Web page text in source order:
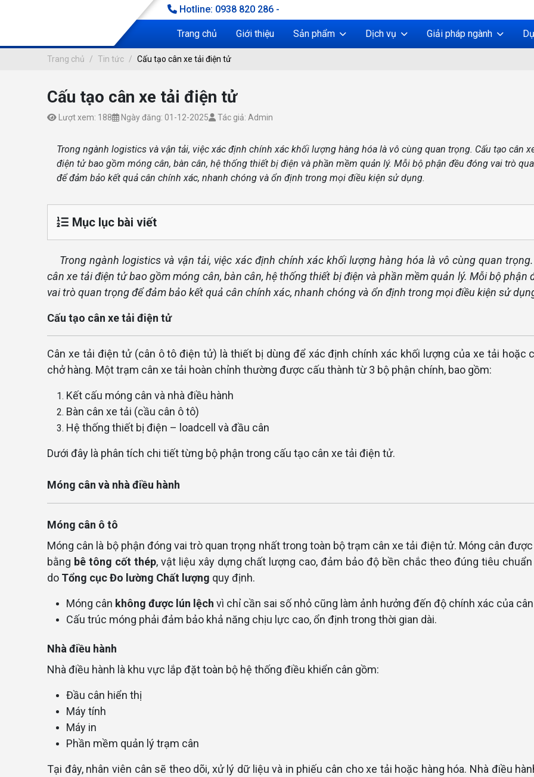
Hotline: 0938 820 286 -
Trang chủ Giới thiệu Sản phẩm Dịch vụ Giải pháp ngành
CẤU TẠO CÂN XE TẢI ĐIỆN TỬ
Trang chủ Tin tức Cấu tạo cân xe tải điện tử
Cấu tạo cân xe tải điện tử
Lượt xem: 188 Ngày đăng: 01-12-2025 Tác giả: Admin
Trong ngành logistics và vận tải, việc xác định chính xác khối lượng hàng hóa là vô cùng quan trọng. Cấu tạo cân
điện tử bao gồm móng cân, bàn cân, hệ thống thiết bị điện và phần mềm quản lý. Mỗi bộ phận đều đóng vai trò
để đảm bảo kết quả cân chính xác, nhanh chóng và ổn định trong mọi điều kiện sử dụng.
Mục lục bài viết
Trong ngành logistics và vận tải, việc xác định chính xác khối lượng hàng hóa là vô cùng quan
cân xe tải điện tử bao gồm móng cân, bàn cân, hệ thống thiết bị điện và phần mềm quản lý. Mỗi bộ phận
vai trò quan trọng để đảm bảo kết quả cân chính xác, nhanh chóng và ổn định trong mọi điều kiện sử
Cấu tạo cân xe tải điện tử
Cân xe tải điện tử (cân ô tô điện tử) là thiết bị dùng để xác định chính xác khối lượng của xe tải hoặc
chở hàng. Một trạm cân xe tải hoàn chỉnh thường được cấu thành từ 3 bộ phận chính, bao gồm:
Kết cấu móng cân và nhà điều hành
Bàn cân xe tải (cầu cân ô tô)
Hệ thống thiết bị điện – loadcell và đầu cân
Dưới đây là phân tích chi tiết từng bộ phận trong cấu tạo cân xe tải điện tử.
Móng cân và nhà điều hành
Móng cân ô tô
Móng cân là bộ phận đóng vai trò quan trọng nhất trong toàn bộ trạm cân xe tải điện tử. Móng cân
bằng bê tông cốt thép, vật liệu xây dựng chất lượng cao, đảm bảo độ bền chắc theo đúng tiêu
do Tổng cục Đo lường Chất lượng quy định.
Móng cân không được lún lệch vì chỉ cần sai số nhỏ cũng làm ảnh hưởng đến độ chính xác của
Cấu trúc móng phải đảm bảo khả năng chịu lực cao, ổn định trong thời gian dài.
Nhà điều hành
Nhà điều hành là khu vực lắp đặt toàn bộ hệ thống điều khiển cân gồm:
Đầu cân hiển thị
Máy tính
Máy in
Phần mềm quản lý trạm cân
Tại đây, nhân viên cân sẽ theo dõi, xử lý dữ liệu và in phiếu cân cho xe tải hoặc hàng hóa. Nhà điều